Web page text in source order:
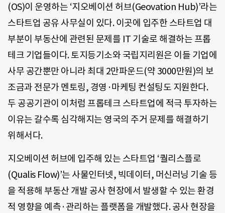
(OS)이 운영하는 ‘지오베이션 허브(Geovation Hub)’라는
스타트업 공유 사무실이 있다. 이곳에 입주한 스타트업 대
부분이 부동산에 관련된 문제를 IT 기술로 해결하는 프롭
테크 기업들이다. 토지등기소와 국립지리원은 이들 기업에
사무 공간뿐만 아니라 최대 2만파운드(약 3000만원)의 보
조금과 전문가 멘토링, 경영·마케팅 컨설팅도 지원한다.
두 공공기관이 이처럼 프롭테크 스타트업에 적극 투자하는
이유는 갈수록 심각해지는 영국의 주거 문제를 해결하기
위해서다.
지오베이션 허브에 입주해 있는 스타트업 ‘퀄리스플로
(Qualis Flow)’는 사물인터넷, 빅데이터, 머신러닝 기술 등
을 적용해 부동산 개발 공사 현장에서 발생할 수 있는 환경
적 영향을 예측·관리하는 플랫폼을 개발했다. 공사 현장을